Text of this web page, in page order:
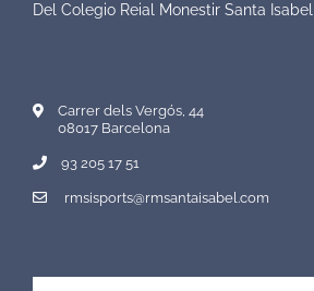
Del Colegio Reial Monestir Santa Isabel
Carrer dels Vergós, 44
08017 Barcelona
93 205 17 51
rmsisports@rmsantaisabel.com